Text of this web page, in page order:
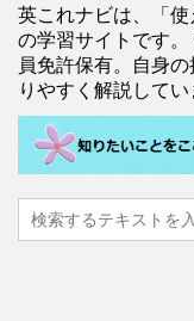
英これナビは、「
の学習サイトです
員免許保有。自身
りやすく解説してい